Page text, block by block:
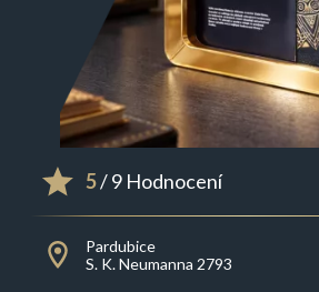
5/ 9 Hodnocení
Pardubice
S. K. Neumanna 2793